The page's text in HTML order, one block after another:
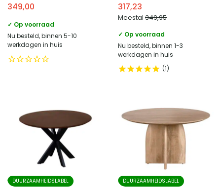
349,00
✓ Op voorraad
Nu besteld, binnen 5-10
werkdagen in huis
mangohout – Bruin
317,23
Meestal 349,95
✓ Op voorraad
Nu besteld, binnen 1-3
werkdagen in huis
1
DUURZAAMHEIDSLABEL DUURZAAMHEIDSLABEL